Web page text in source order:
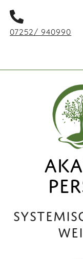
07252/ 940990